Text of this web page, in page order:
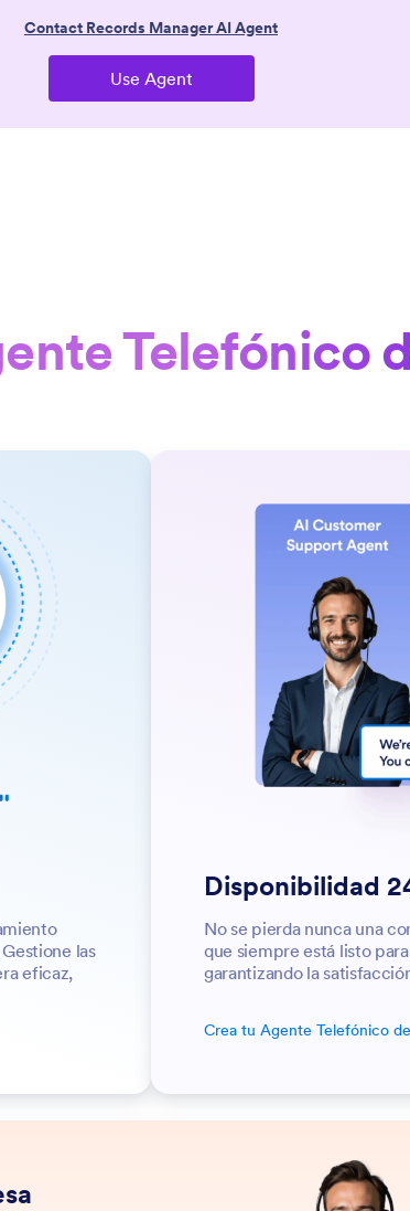
Telefónico
las
eficaz,
Disponibilidad
No se pierda nunca una
que siempre está listo
garantizando la
Crea tu Agente Telefónico